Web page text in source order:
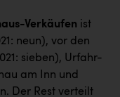
Verkäufen ist
neun), vor den
sieben), Urfahr-
am Inn und
Der Rest verteilt